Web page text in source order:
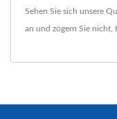
Sehen Sie sich unsere
an und zögern Sie nicht,